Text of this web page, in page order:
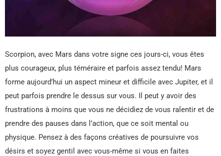
Scorpion, avec Mars dans votre signe ces jours-ci, vous êtes
plus courageux, plus téméraire et parfois assez tendu! Mars
forme aujourd’hui un aspect mineur et difficile avec Jupiter, et il
peut parfois prendre le dessus sur vous. Il peut y avoir des
frustrations à moins que vous ne décidiez de vous ralentir et de
prendre des pauses dans l’action, que ce soit mental ou
physique. Pensez à des façons créatives de poursuivre vos
désirs et soyez gentil avec vous-même si vous en faites